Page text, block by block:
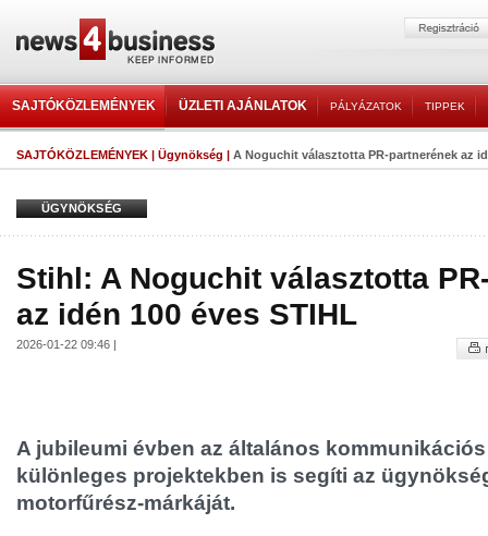
SAJTÓKÖZLEMÉNYEK ÜZLETI AJÁNLATOK PÁLYÁZATOK TIPPEK
SAJTÓKÖZLEMÉNYEK | Ügynökség | A Noguchit választotta PR-partnerének az
ÜGYNÖKSÉG
Stihl: A Noguchit választotta
az idén 100 éves STIHL
2026-01-22 09:46 |
A jubileumi évben az általános
különleges projektekben is segíti az
motorfűrész-márkáját.